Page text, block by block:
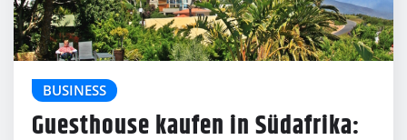
BUSINESS
Guesthouse kaufen in Südafrika: